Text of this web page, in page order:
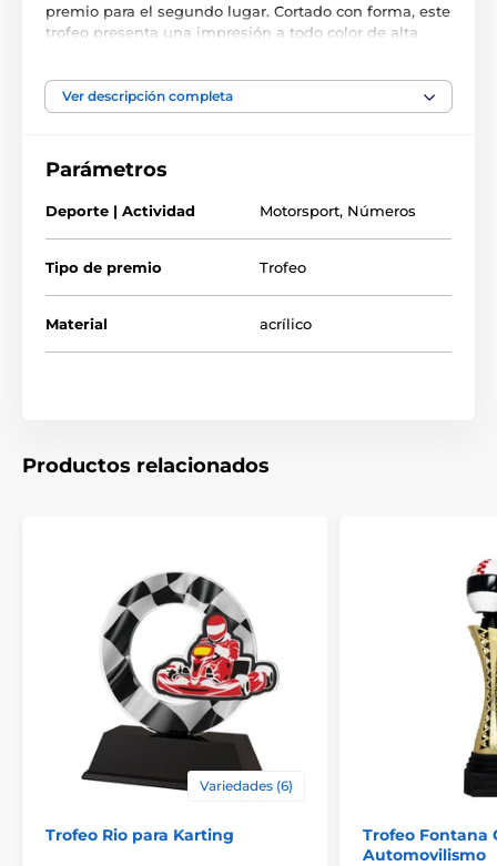
premio para el segundo lugar. Cortado con forma, este
trofeo presenta una impresión a todo color de alta
Venta de trofeos y medallas de carreras
Ver descripción completa
Parámetros
Deporte | Actividad Motorsport, Números
Tipo de premio Trofeo
Material acrílico
Productos relacionados
Variedades (6)
Trofeo Rio para Karting
Trofeo Fontana
Automovilismo